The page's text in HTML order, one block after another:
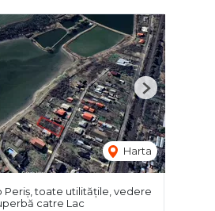
Harta
Next
Periș, toate utilitățile, vedere
catre Lac